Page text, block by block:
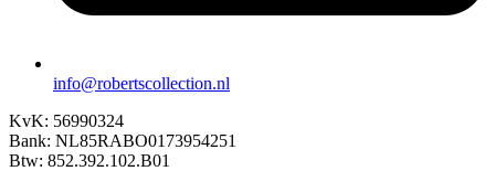
info@robertscollection.nl
KvK: 56990324
Bank: NL85RABO0173954251
Btw: 852.392.102.B01